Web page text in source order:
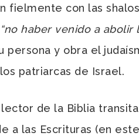
fielmente con las
“no haber venido a
persona y obra el
patriarcas de Israel.
de la Biblia
a las Escrituras (en